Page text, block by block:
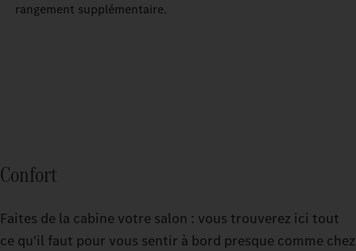
rangement supplémentaire.
Confort
Faites de la cabine votre salon : vous trouverez ici tout
ce qu'il faut pour vous sentir à bord presque comme chez